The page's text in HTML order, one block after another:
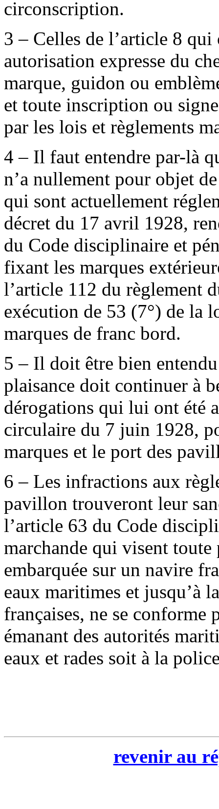
circonscription.
3 – Celles de l’article 8
autorisation expresse du
marque, guidon ou
et toute inscription ou
par les lois et règlements
4 – Il faut entendre par-là
n’a nullement pour objet
qui sont actuellement
décret du 17 avril 1928,
du Code disciplinaire et
fixant les marques
l’article 112 du règlement
exécution de 53 (7°) de la
marques de franc bord.
5 – Il doit être bien
plaisance doit continuer à
dérogations qui lui ont été
circulaire du 7 juin 1928,
marques et le port des
6 – Les infractions aux
pavillon trouveront leur
l’article 63 du Code
marchande qui visent toute
embarquée sur un navire
eaux maritimes et jusqu’à
françaises, ne se conforme
émanant des autorités
eaux et rades soit à la
revenir au